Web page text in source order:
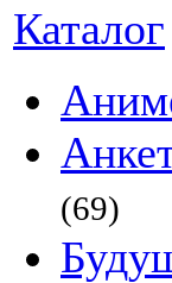
Каталог
(69)